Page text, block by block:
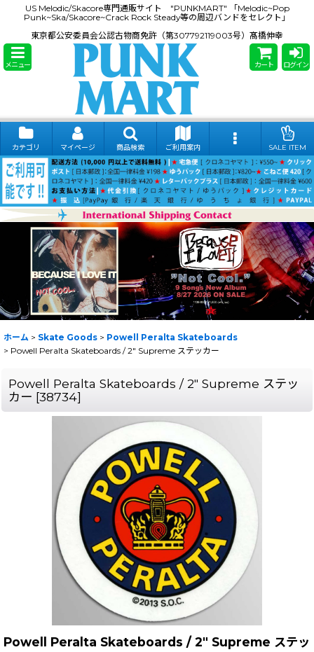
US Melodic/Skacore専門通販サイト "PUNKMART" 「Melodic~Pop
Punk~Ska/Skacore~Crack Rock Steady等の周辺バンドをセレクト」
東京都公安委員会公認古物商免許（第307792119003号）髙橋伸幸
メニュー カート ログイン
カテゴリ マイページ 商品検索 ご利用案内 SALE ITEM
ホーム > Skate Goods > Powell Peralta Skateboards
> Powell Peralta Skateboards / 2" Supreme ステッカー
Powell Peralta Skateboards / 2" Supreme ステッ
カー [38734]
Powell Peralta Skateboards / 2" Supreme ステッ